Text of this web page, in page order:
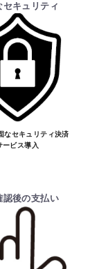
進む
確認を行
正式なご連
ます。
を行い、適
す。
無く価格が
不可となる
注文のお手
セキュリティ
なセキュリティ決済
ービス導入
認後の支払い